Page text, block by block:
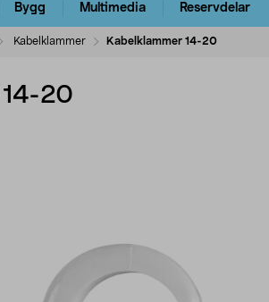
Bygg Multimedia Reservdelar
Kabelklammer Kabelklammer 14-20
20